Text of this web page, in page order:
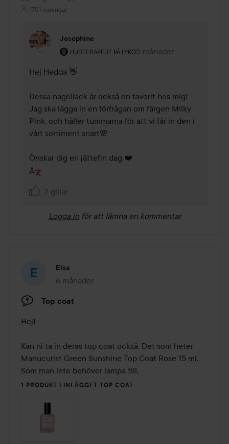
1701 visningar
Josephine
HUDTERAPEUT PÅ LYKO
Användarens roll: Hudterapeut på Lyko.
5 månader
Kommentaren lades 5
Hej Hedda 👋
Dessa nagellack är också en favorit hos mig!
Jag ska lägga in en förfrågan om färgen Milky
Pink, och håller tummarna för att vi får in den i
vårt sortiment snart🌸
Önskar dig en jättefin dag ❤️
2 gillar
Logga in för att lämna en kommentar
Elsa
6 månader
Inlägget skapades 6 månader
Top coat
Hej!
Kan ni ta in deras top coat också. Det som heter
Manucurist Green Sunshine Top Coat Rose 15 ml.
Som man inte behöver lampa till.
1 PRODUKT I INLÄGGET TOP COAT